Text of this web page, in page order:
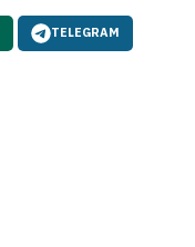
TELEGRAM